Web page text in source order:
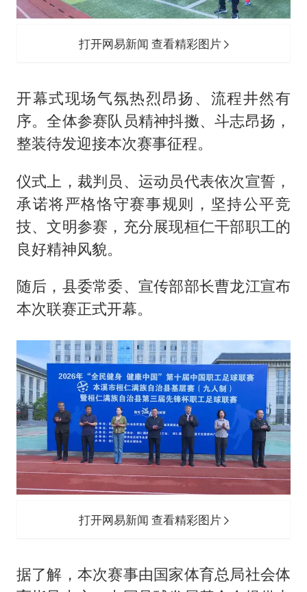
打开网易新闻 查看精彩图片
开幕式现场气氛热烈昂扬、流程井然有
序。全体参赛队员精神抖擞、斗志昂扬，
整装待发迎接本次赛事征程。
仪式上，裁判员、运动员代表依次宣誓，
承诺将严格恪守赛事规则，坚持公平竞
技、文明参赛，充分展现桓仁干部职工的
良好精神风貌。
随后，县委常委、宣传部部长曹龙江宣布
本次联赛正式开幕。
打开网易新闻 查看精彩图片
据了解，本次赛事由国家体育总局社会体